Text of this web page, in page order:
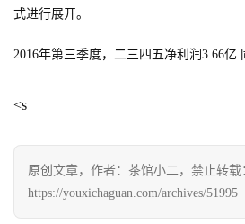
式进行展开。
2016年第三季度，二三四五净利润3.66亿
<s
原创文章，作者：茶馆小二，禁止转载
https://youxichaguan.com/archives/51995